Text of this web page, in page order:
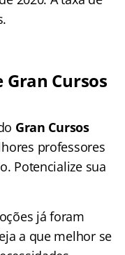
Cursos
Gran Cursos
professores
Potencialize sua
já foram
a que melhor se